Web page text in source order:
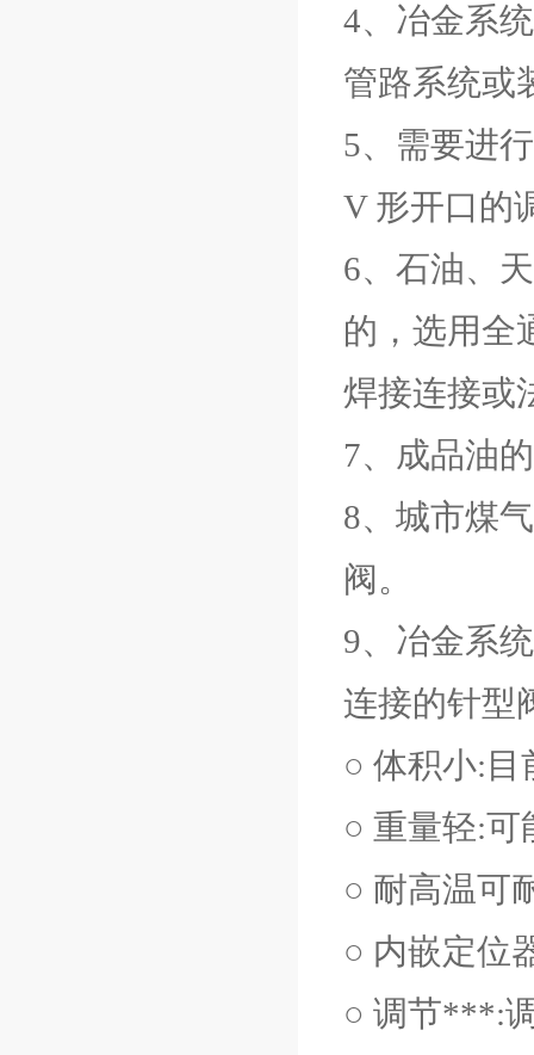
4、冶金系
管路系统或
5、需要进
V 形开口的
6、石油、
的，选用全
焊接连接或
7、成品油
8、城市煤
阀。
9、冶金系
连接的针型
○ 体积小:目
○ 重量轻:可
○ 耐高温可
○ 内嵌定位
○ 调节***: